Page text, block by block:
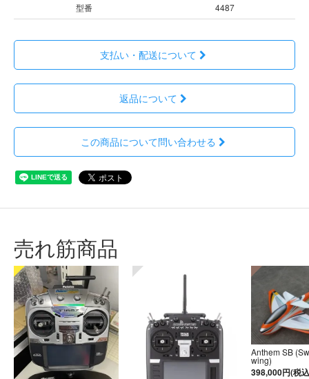
型番
4487
支払い・配送について
返品について
この商品について問い合わせる
売れ筋商品
Anthem SB
wing)
398,000円(税